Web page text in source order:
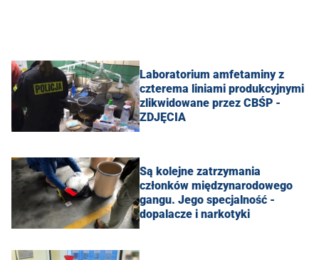
Laboratorium amfetaminy z
czterema liniami produkcyjnymi
zlikwidowane przez CBŚP -
ZDJĘCIA
Są kolejne zatrzymania
członków międzynarodowego
gangu. Jego specjalność -
dopalacze i narkotyki